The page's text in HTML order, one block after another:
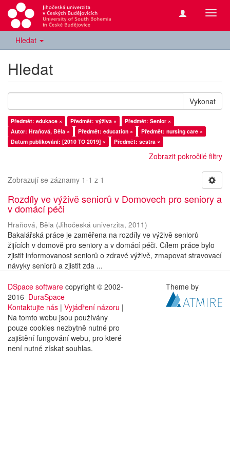
Hledat
Hledat
Vykonat
Předmět: edukace × Předmět: výživa ×
Předmět: Senior ×
Autor: Hraňová, Běla ×
Předmět: education ×
Předmět: nursing care ×
Datum publikování: [2010 TO 2019] ×
Předmět: sestra ×
Zobrazit pokročilé filtry
Zobrazují se záznamy 1-1 z 1
Rozdíly ve výživě seniorů v Domovech pro seniory a
v domácí péči
Hraňová, Běla (Jihočeská univerzita, 2011)
Bakalářská práce je zaměřena na rozdíly ve výživě seniorů
žijících v domově pro seniory a v domácí péči. Cílem práce bylo
zjistit informovanost seniorů o zdravé výživě, zmapovat stravovací
návyky seniorů a zjistit zda ...
DSpace software copyright © 2002-
2016 DuraSpace
Kontaktujte nás | Vyjádření názoru |
Na tomto webu jsou používány
pouze cookies nezbytně nutné pro
zajištění fungování webu, pro které
není nutné získat souhlas.
Theme by